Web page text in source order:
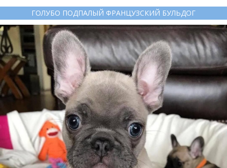
ГОЛУБО ПОДПАЛЫЙ ФРАНЦУЗСКИЙ БУЛЬДОГ